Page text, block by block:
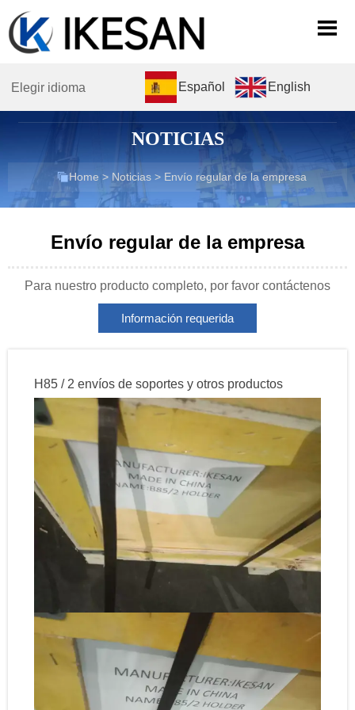

Elegir idioma Español English
NOTICIAS
Home > Noticias > Envío regular de la empresa
Envío regular de la empresa
Para nuestro producto completo, por favor contáctenos
Información requerida
H85 / 2 envíos de soportes y otros productos